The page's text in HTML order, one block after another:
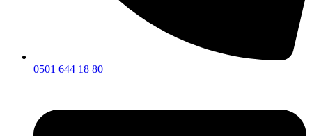
0501 644 18 80